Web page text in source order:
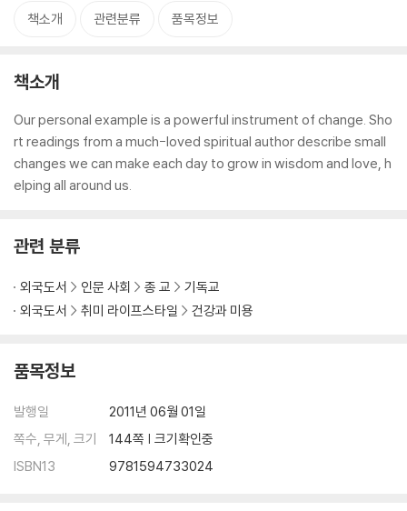
책소개 관련분류 품목정보
책소개
Our personal example is a powerful instrument of change. Sho
rt readings from a much-loved spiritual author describe small
changes we can make each day to grow in wisdom and love, h
elping all around us.
관련 분류
외국도서 인문 사회 종 교
기독교
외국도서
취미 라이프스타일 건강과 미용
품목정보
발행일
2011년 06월 01일
쪽수, 무게, 크기
144쪽 | 크기확인중
ISBN13
9781594733024